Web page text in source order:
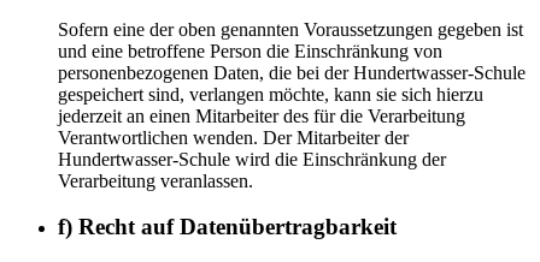
Sofern eine der oben genannten Voraussetzungen gegeben ist
und eine betroffene Person die Einschränkung von
personenbezogenen Daten, die bei der Hundertwasser-Schule
gespeichert sind, verlangen möchte, kann sie sich hierzu
jederzeit an einen Mitarbeiter des für die Verarbeitung
Verantwortlichen wenden. Der Mitarbeiter der
Hundertwasser-Schule wird die Einschränkung der
Verarbeitung veranlassen.
f) Recht auf Datenübertragbarkeit